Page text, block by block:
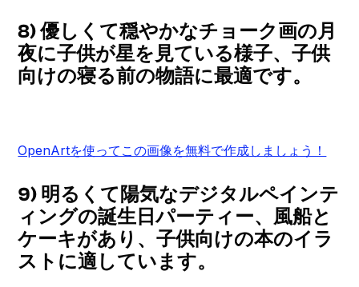
8) 優しくて穏やかなチョーク画の月
夜に子供が星を見ている様子、子供
向けの寝る前の物語に最適です。
OpenArtを使ってこの画像を無料で作成しましょう！
9) 明るくて陽気なデジタルペインテ
ィングの誕生日パーティー、風船と
ケーキがあり、子供向けの本のイラ
ストに適しています。